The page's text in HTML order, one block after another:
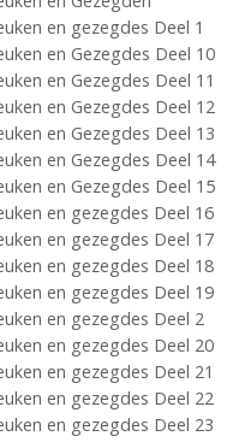
en gezegdes Deel 1
en Gezegdes Deel 10
en Gezegdes Deel 11
en Gezegdes Deel 12
en Gezegdes Deel 13
en Gezegdes Deel 14
en Gezegdes Deel 15
en gezegdes Deel 16
en gezegdes Deel 17
en gezegdes Deel 18
en gezegdes Deel 19
en gezegdes Deel 2
en gezegdes Deel 20
en gezegdes Deel 21
en gezegdes Deel 22
en gezegdes Deel 23